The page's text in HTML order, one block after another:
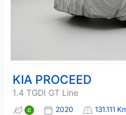
KIA PROCEED
1.4 TGDI GT Line
2020 131.111